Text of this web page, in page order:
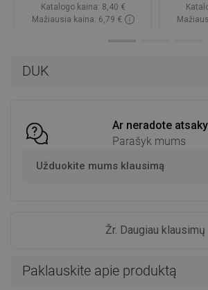
DUK
Ar neradote
Parašyk mums
Užduokite mums klausimą
Žr. Daugiau klausimų
Paklauskite apie produktą
Katalogo kaina: 8,40 €
Mažiausia kaina: 6,79 €